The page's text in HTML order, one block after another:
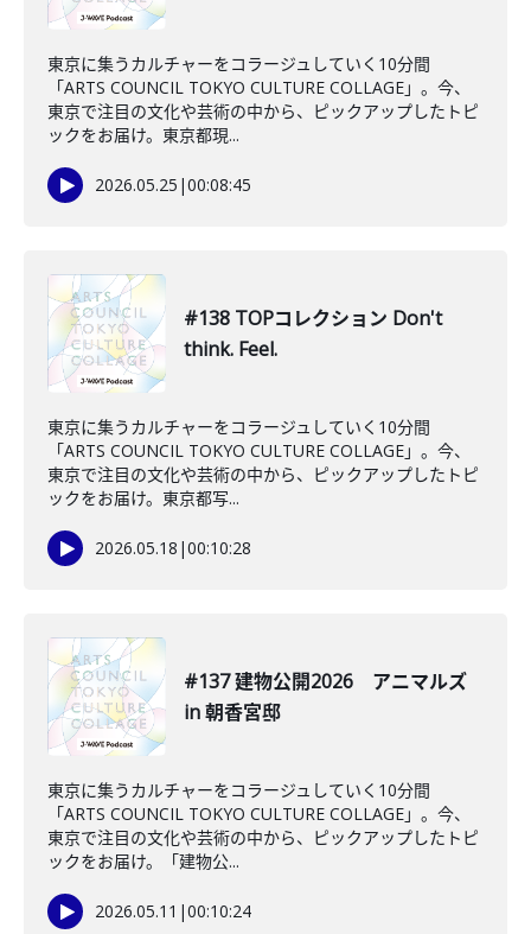
東京に集うカルチャーをコラージュしていく10分間
「ARTS COUNCIL TOKYO CULTURE COLLAGE」。今、
東京で注目の文化や芸術の中から、ピックアップしたトピ
ックをお届け。東京都現...
2026.05.25 |00:08:45
#138 TOPコレクション Don't
think. Feel.
東京に集うカルチャーをコラージュしていく10分間
「ARTS COUNCIL TOKYO CULTURE COLLAGE」。今、
東京で注目の文化や芸術の中から、ピックアップしたトピ
ックをお届け。東京都写...
2026.05.18 |00:10:28
#137 建物公開2026 アニマルズ
in 朝香宮邸
東京に集うカルチャーをコラージュしていく10分間
「ARTS COUNCIL TOKYO CULTURE COLLAGE」。今、
東京で注目の文化や芸術の中から、ピックアップしたトピ
ックをお届け。「建物公...
2026.05.11 |00:10:24